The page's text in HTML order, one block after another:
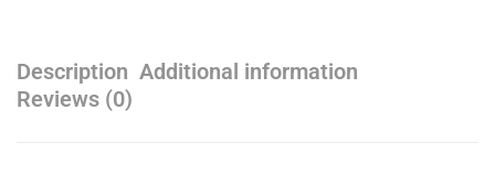
Description Additional information
Reviews (0)